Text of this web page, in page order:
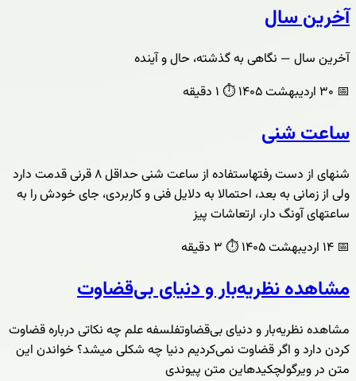
آخرین سال
آخرین سال — نگاهی به گذشته، حال و آینده
📅
⏱️
ساعت شنی
شنهای از دست رفتهاستفاده از ساعت شنی حداقل ۸ قرنی قدمت دارد
ولی از زمانی به بعد، احتمالا به دلایل فنی و کاربردی، جای خودش را به
ساعتهای آونگ دار، ارتعاشات پیز
📅
⏱️
مشاهده نظریه‌بار و دنیای بی‌قضاوت
مشاهده نظریه‌بار و دنیای بی‌قضاوتفلسفه علم چه نکاتی درباره قضاوت
کردن دارد و اگر قضاوت نمی‌کردیم دنیا چه شکلی میشد؟ خواندن این
متن در ویرگولچکیدهاین متن پیوندی